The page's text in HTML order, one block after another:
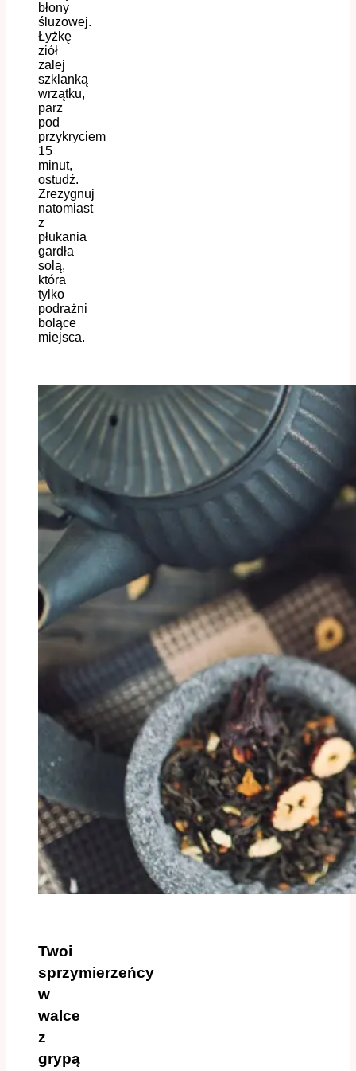
błony
śluzowej.
Łyżkę
ziół
zalej
szklanką
wrzątku,
parz
pod
przykryciem
15
minut,
ostudź.
Zrezygnuj
natomiast
z
płukania
gardła
solą,
która
tylko
podrażni
bolące
miejsca.
Twoi
sprzymierzeńcy
w
walce
z
grypą